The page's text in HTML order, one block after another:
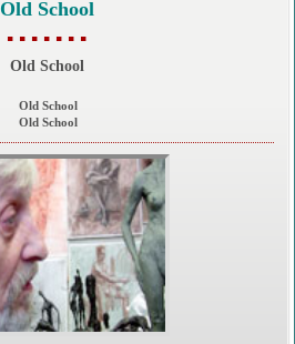
Old School
▪ ▪ ▪ ▪ ▪ ▪ ▪
Old School
Old School
Old School